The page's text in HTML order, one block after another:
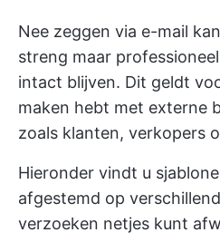
Nee zeggen via e-mail
streng maar
intact blijven. Dit geldt
maken hebt met externe
zoals klanten, verkopers
Hieronder vindt u
afgestemd op
verzoeken netjes kunt